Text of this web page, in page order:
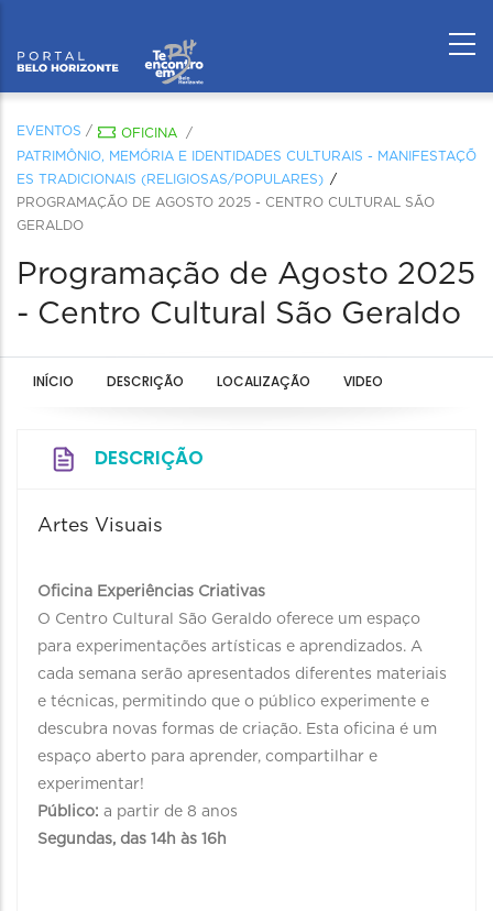
EVENTOS / OFICINA
/
PATRIMÔNIO, MEMÓRIA E IDENTIDADES CULTURAIS - MANIFESTAÇÕ
ES TRADICIONAIS (RELIGIOSAS/POPULARES)
PROGRAMAÇÃO DE AGOSTO 2025 - CENTRO CULTURAL SÃO
GERALDO
Programação de Agosto 2025
- Centro Cultural São Geraldo
INÍCIO DESCRIÇÃO LOCALIZAÇÃO VIDEO
DESCRIÇÃO
Artes Visuais
Oficina Experiências Criativas
O Centro Cultural São Geraldo oferece um espaço
para experimentações artísticas e aprendizados. A
cada semana serão apresentados diferentes materiais
e técnicas, permitindo que o público experimente e
descubra novas formas de criação. Esta oficina é um
espaço aberto para aprender, compartilhar e
experimentar!
Público: a partir de 8 anos
Segundas, das 14h às 16h